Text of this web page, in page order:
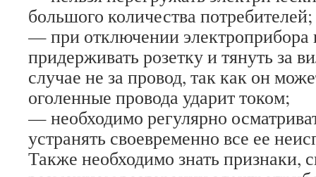
большого количества потребителей;
— при отключении электроприбора
придерживать розетку и тянуть за
случае не за провод, так как он
оголенные провода ударит током;
— необходимо регулярно
устранять своевременно все ее
Также необходимо знать признаки,